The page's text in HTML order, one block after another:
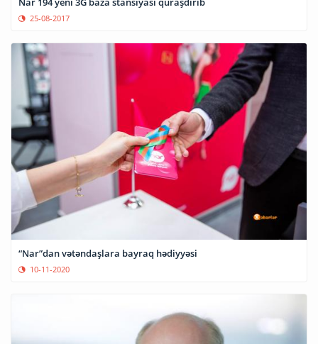
25-08-2017
“Nar”dan vətəndaşlara bayraq hədiyyəsi
10-11-2020